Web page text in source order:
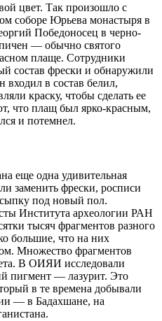
цвет. Так произошло с
соборе Юрьева монастыря в
Победоносец в черно-
— ​обычно святого
плаще. Сотрудники
состав фрески и обнаружили
входил в состав белил,
краску, чтобы сделать ее
что плащ был ярко-красным,
и потемнел.
еще одна удивительная
заменить фрески, росписи
под новый пол.
Института археологии РАН
тысяч фрагментов разного
большие, что на них
Множество фрагментов
В ОИЯИ исследовали
пигмент — ​лазурит. Это
в те времена добывали
— ​в Бадахшане, на